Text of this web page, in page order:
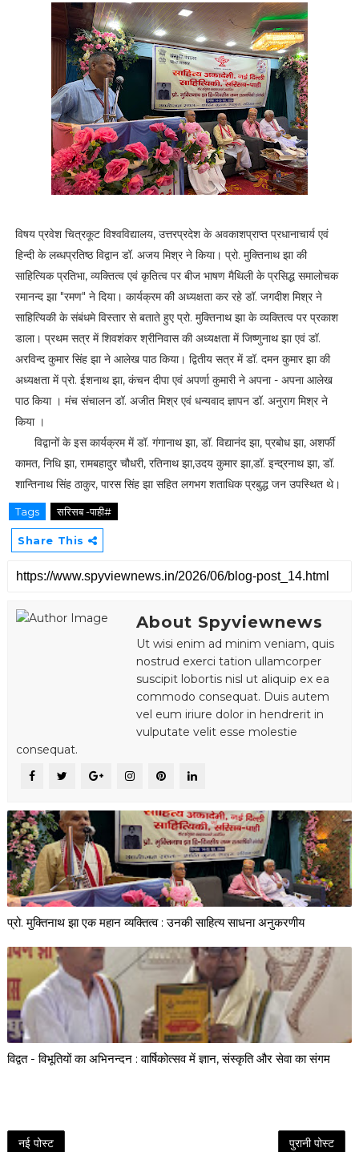
विषय प्रवेश चित्रकूट विश्वविद्यालय, उत्तरप्रदेश के अवकाशप्राप्त प्रधानाचार्य एवं
हिन्दी के लब्धप्रतिष्ठ विद्वान डॉ. अजय मिश्र ने किया। प्रो. मुक्तिनाथ झा की
साहित्यिक प्रतिभा, व्यक्तित्व एवं कृतित्व पर बीज भाषण मैथिली के प्रसिद्ध समालोचक
रमानन्द झा "रमण" ने दिया। कार्यक्रम की अध्यक्षता कर रहे डॉ. जगदीश मिश्र ने
साहित्यिकी के संबंधमे विस्तार से बताते हुए प्रो. मुक्तिनाथ झा के व्यक्तित्व पर प्रकाश
डाला। प्रथम सत्र में शिवशंकर श्रीनिवास की अध्यक्षता में जिष्णुनाथ झा एवं डॉ.
अरविन्द कुमार सिंह झा ने आलेख पाठ किया। द्वितीय सत्र में डॉ. दमन कुमार झा की
अध्यक्षता में प्रो. ईशनाथ झा, कंचन दीपा एवं अपर्णा कुमारी ने अपना - अपना आलेख
पाठ किया । मंच संचालन डॉ. अजीत मिश्र एवं धन्यवाद ज्ञापन डॉ. अनुराग मिश्र ने
किया ।
विद्वानों के इस कार्यक्रम में डॉ. गंगानाथ झा, डॉ. विद्यानंद झा, प्रबोध झा, अशर्फी
कामत, निधि झा, रामबहादुर चौधरी, रतिनाथ झा,उदय कुमार झा,डॉ. इन्द्रनाथ झा, डॉ.
शान्तिनाथ सिंह ठाकुर, पारस सिंह झा सहित लगभग शताधिक प्रबुद्ध जन उपस्थित थे।
Tags सरिसब -पाही#
Share This
About Spyviewnews
Ut wisi enim ad minim veniam, quis
nostrud exerci tation ullamcorper
suscipit lobortis nisl ut aliquip ex ea
commodo consequat. Duis autem
vel eum iriure dolor in hendrerit in
vulputate velit esse molestie
consequat.
प्रो. मुक्तिनाथ झा एक महान व्यक्तित्व : उनकी साहित्य साधना अनुकरणीय
विद्वत - विभूतियों का अभिनन्दन : वार्षिकोत्सव में ज्ञान, संस्कृति और सेवा का संगम
नई पोस्ट पुरानी पोस्ट